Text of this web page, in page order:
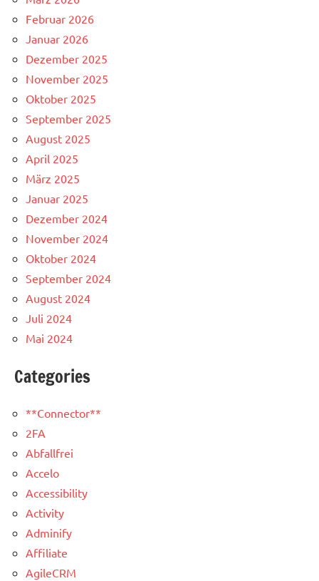
Februar 2026
Januar 2026
Dezember 2025
November 2025
Oktober 2025
September 2025
August 2025
April 2025
März 2025
Januar 2025
Dezember 2024
November 2024
Oktober 2024
September 2024
August 2024
Juli 2024
Mai 2024
Categories
**Connector**
2FA
Abfallfrei
Accelo
Accessibility
Activity
Adminify
Affiliate
AgileCRM